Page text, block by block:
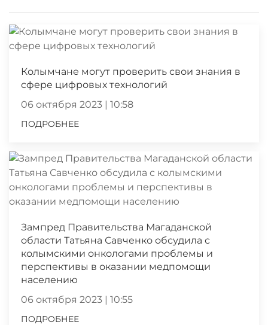
Колымчане могут проверить свои знания в
сфере цифровых технологий
06 октября 2023 | 10:58
ПОДРОБНЕЕ
Зампред Правительства Магаданской
области Татьяна Савченко обсудила с
колымскими онкологами проблемы и
перспективы в оказании медпомощи
населению
06 октября 2023 | 10:55
ПОДРОБНЕЕ